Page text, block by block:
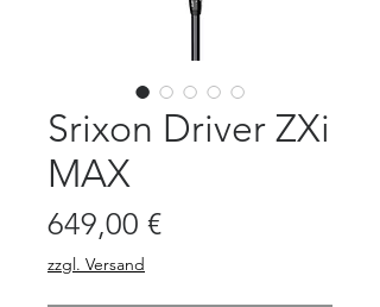
Srixon Driver ZXi
MAX
649,00 €Preis
zzgl. Versand